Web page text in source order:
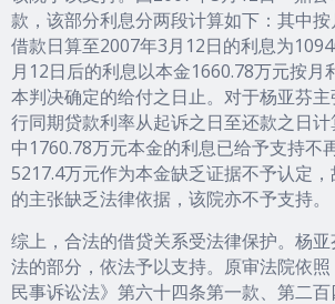
款，该部分利息分两段计算如下：其中
借款日算至2007年3月12日的利息为
月12日后的利息以本金1660.78万元按月
本判决确定的给付之日止。对于杨亚芬
行同期贷款利率从起诉之日至还款之日
中1760.78万元本金的利息已给予支持不
5217.4万元作为本金缺乏证据不予认定
的主张缺乏法律依据，该院亦不予支持。
综上，合法的借贷关系受法律保护。杨
法的部分，依法予以支持。原审法院依
民事诉讼法》第六十四条第一款、第二